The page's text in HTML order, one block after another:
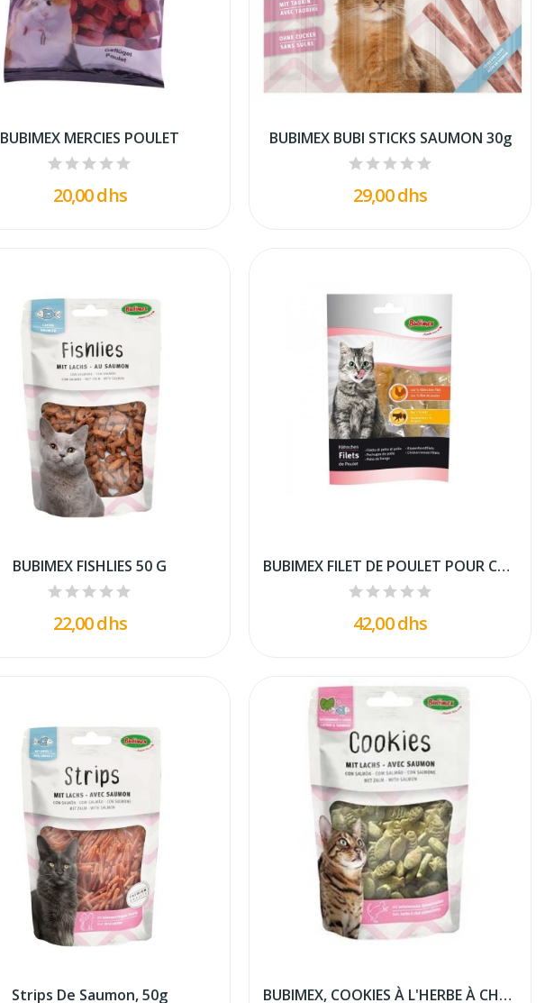
BUBIMEX MERCIES POULET
20,00 dhs
BUBIMEX BUBI STICKS SAUMON 30g
29,00 dhs
BUBIMEX FISHLIES 50 G
22,00 dhs
BUBIMEX FILET DE POULET POUR CHAT 70 GR
42,00 dhs
Strips De Saumon, 50g BUBIMEX, COOKIES À L'HERBE À CHAT ET AU SAUMON...